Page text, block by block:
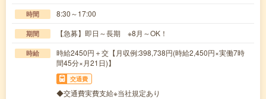
時間 8:30～17:00
期間 【急募】即日～長期 ※8月～OK！
時給
時給2450円＋交【月収例:398,738円(時給2,450円×実働7時
間45分×月21日)】
交通費
◆交通費実費支給※当社規定あり